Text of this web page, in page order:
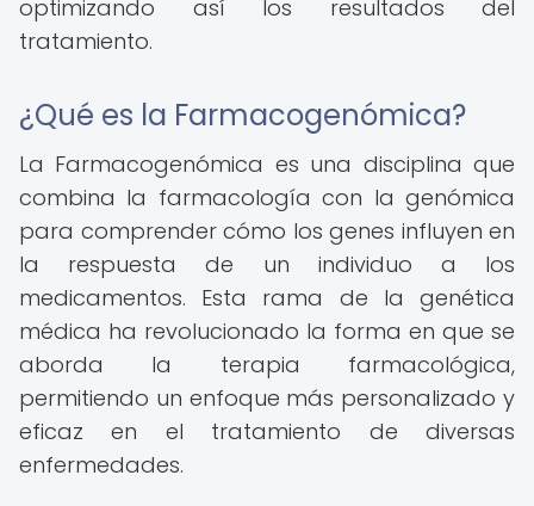
optimizando así los resultados del
tratamiento.
¿Qué es la Farmacogenómica?
La Farmacogenómica es una disciplina que
combina la farmacología con la genómica
para comprender cómo los genes influyen en
la respuesta de un individuo a los
medicamentos. Esta rama de la genética
médica ha revolucionado la forma en que se
aborda la terapia farmacológica,
permitiendo un enfoque más personalizado y
eficaz en el tratamiento de diversas
enfermedades.